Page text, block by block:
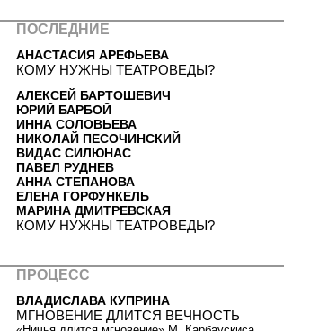
ПОСЛЕДНИЕ
АНАСТАСИЯ АРЕФЬЕВА
КОМУ НУЖНЫ ТЕАТРОВЕДЫ?
АЛЕКСЕЙ БАРТОШЕВИЧ
ЮРИЙ БАРБОЙ
ИННА СОЛОВЬЕВА
НИКОЛАЙ ПЕСОЧИНСКИЙ
ВИДАС СИЛЮНАС
ПАВЕЛ РУДНЕВ
АННА СТЕПАНОВА
ЕЛЕНА ГОРФУНКЕЛЬ
МАРИНА ДМИТРЕВСКАЯ
КОМУ НУЖНЫ ТЕАТРОВЕДЫ?
ПРОЦЕСС
ВЛАДИСЛАВА КУПРИНА
МГНОВЕНИЕ ДЛИТСЯ ВЕЧНОСТЬ